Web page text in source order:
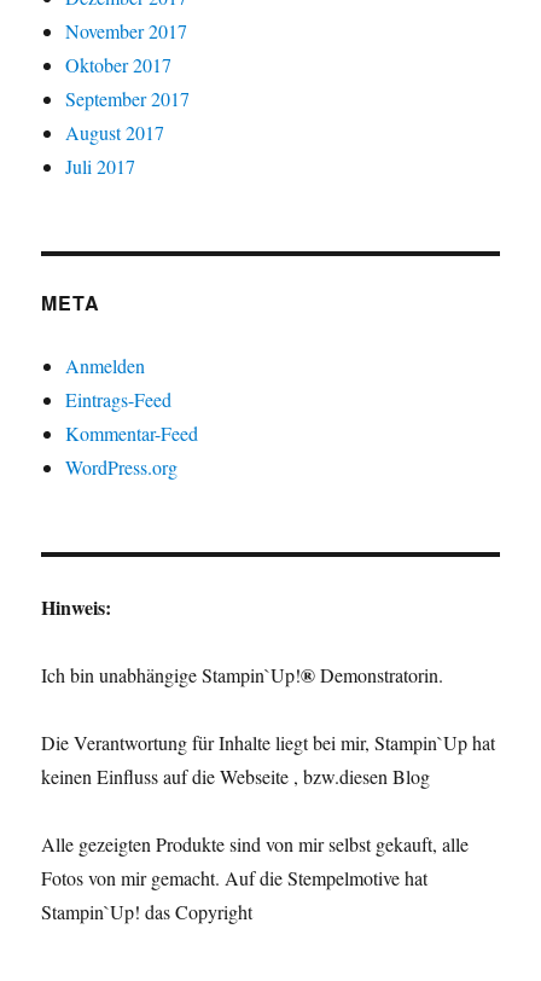
November 2017
Oktober 2017
September 2017
August 2017
Juli 2017
META
Anmelden
Eintrags-Feed
Kommentar-Feed
WordPress.org
Hinweis:
Ich bin unabhängige Stampin`Up!®Demonstratorin.
Die Verantwortung für Inhalte liegt bei mir, Stampin`Up hat
keinen Einfluss auf die Webseite , bzw.diesen Blog
Alle gezeigten Produkte sind von mir selbst gekauft, alle
Fotos von mir gemacht. Auf die Stempelmotive hat
Stampin`Up! das Copyright